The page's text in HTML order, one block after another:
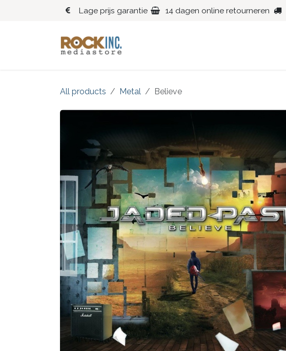
Overslaan naar inhoud
Lage prijs garantie 14 dagen online retourneren
All products Metal Believe